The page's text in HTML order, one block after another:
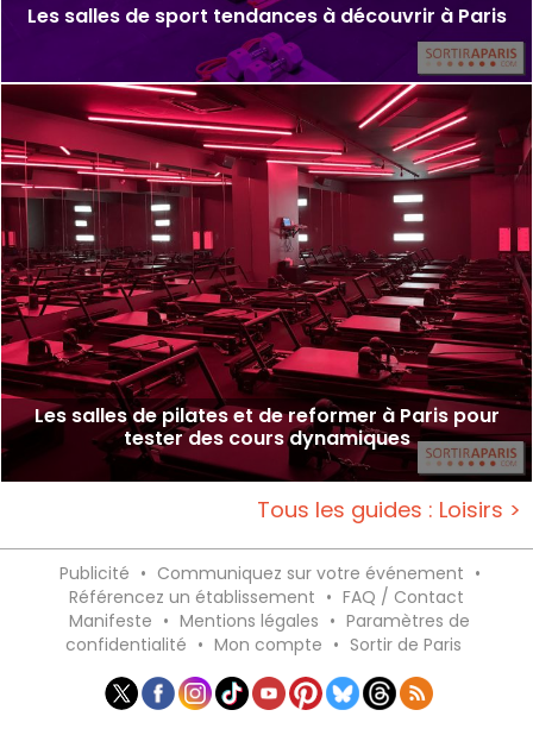
Les salles de sport tendances à découvrir à Paris
Les salles de pilates et de reformer à Paris pour
tester des cours dynamiques
Tous les guides : Loisirs >
Publicité • Communiquez sur votre événement •
Référencez un établissement • FAQ / Contact
Manifeste • Mentions légales • Paramètres de
confidentialité • Mon compte • Sortir de Paris